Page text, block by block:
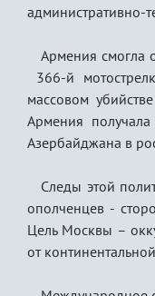
административно-
Армения смогла
366-й
массовом
Армения
Азербайджана в
Следы этой
ополченцев -
Цель Москвы –
от